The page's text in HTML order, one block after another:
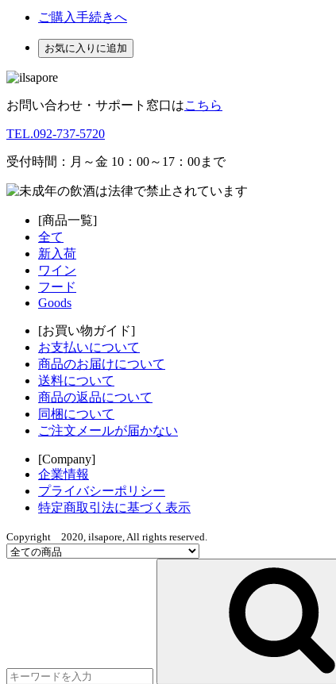
ご購入手続きへ
お気に入りに追加
お問い合わせ・サポート窓口はこちら
TEL.092-737-5720
受付時間：月～金 10：00～17：00まで
[商品一覧]
全て
新入荷
ワイン
フード
Goods
[お買い物ガイド]
お支払いについて
商品のお届けについて
送料について
商品の返品について
同梱について
ご注文メールが届かない
[Company]
企業情報
プライバシーポリシー
特定商取引法に基づく表示
Copyright 2020, ilsapore, All rights reserved.